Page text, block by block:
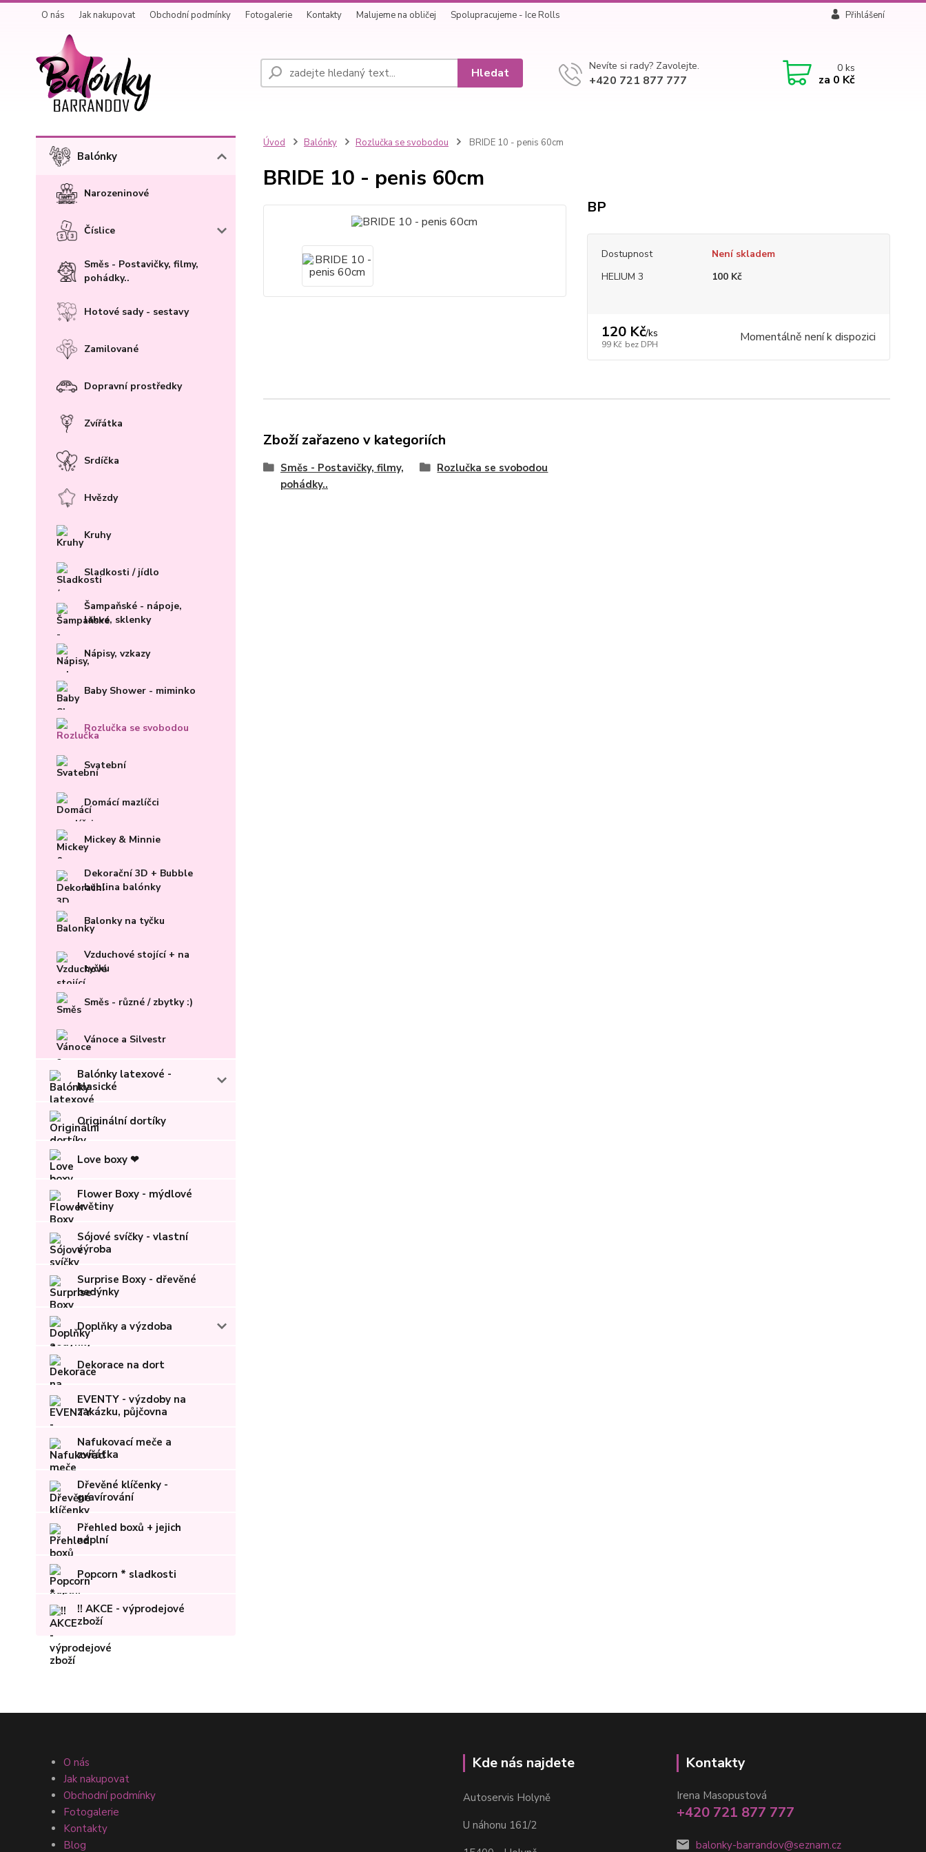
O nás Jak nakupovat Obchodní podmínky Fotogalerie Kontakty Malujeme na obličej Spolupracujeme - Ice Rolls Přihlášení
Hledat Nevíte si rady? Zavolejte.
+420 721 877 777
0ks
za 0 Kč
Balónky
Narozeninové
Číslice
Směs - Postavičky, filmy,
pohádky..
Hotové sady - sestavy
Zamilované
Dopravní prostředky
Zvířátka
Srdíčka
Hvězdy
Kruhy
Sladkosti / jídlo
Šampaňské - nápoje,
lahve, sklenky
Nápisy, vzkazy
Baby Shower - miminko
Rozlučka se svobodou
Svatební
Domácí mazlíčci
Mickey & Minnie
Dekorační 3D + Bubble
bublina balónky
Balonky na tyčku
Vzduchové stojící + na
tyčku
Směs - různé / zbytky :)
Vánoce a Silvestr
Balónky latexové -
klasické
Originální dortíky
Love boxy ❤
Flower Boxy - mýdlové
květiny
Sójové svíčky - vlastní
výroba
Surprise Boxy - dřevěné
bedýnky
Doplňky a výzdoba
Dekorace na dort
EVENTY - výzdoby na
zakázku, půjčovna
Nafukovací meče a
zvířátka
Dřevěné klíčenky -
gravírování
Přehled boxů + jejich
náplní
Popcorn * sladkosti
!! AKCE - výprodejové
zboží
Úvod Balónky Rozlučka se svobodou BRIDE 10 - penis 60cm
BRIDE 10 - penis 60cm
BP
Dostupnost
Není skladem
HELIUM 3
100 Kč
120 Kč/ks
99 Kč bez DPH Momentálně není k dispozici
Zboží zařazeno v kategoriích
Směs - Postavičky, filmy,
pohádky..
Rozlučka se svobodou
O nás
Jak nakupovat
Obchodní podmínky
Fotogalerie
Kontakty
Blog
Kde nás najdete
Autoservis Holyně
U náhonu 161/2
Kontakty
Irena Masopustová
+420 721 877 777
balonky-barrandov@seznam.cz